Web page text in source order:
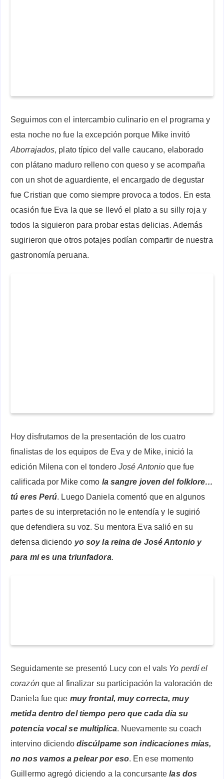
Seguimos con el intercambio culinario en el programa y
esta noche no fue la excepción porque Mike invitó
Aborrajados, plato típico del valle caucano, elaborado
con plátano maduro relleno con queso y se acompaña
con un shot de aguardiente, el encargado de degustar
fue Cristian que como siempre provoca a todos. En esta
ocasión fue Eva la que se llevó el plato a su silly roja y
todos la siguieron para probar estas delicias. Además
sugirieron que otros potajes podían compartir de nuestra
gastronomía peruana.
Hoy disfrutamos de la presentación de los cuatro
finalistas de los equipos de Eva y de Mike, inició la
edición Milena con el tonderoJosé Antonio que fue
calificada por Mike como la sangre joven del folklore…
tú eres Perú. Luego Daniela comentó que en algunos
partes de su interpretación no le entendía y le sugirió
que defendiera su voz. Su mentora Eva salió en su
defensa diciendo yo soy la reina de José Antonio y
para mi es una triunfadora.
Seguidamente se presentó Lucy con el vals Yo perdí el
corazónque al finalizar su participación la valoración de
Daniela fue que muy frontal, muy correcta, muy
metida dentro del tiempo pero que cada día su
potencia vocal se multiplica. Nuevamente su coach
intervino diciendo discúlpame son indicaciones mías,
no nos vamos a pelear por eso. En ese momento
Guillermo agregó diciendo a la concursantelas dos